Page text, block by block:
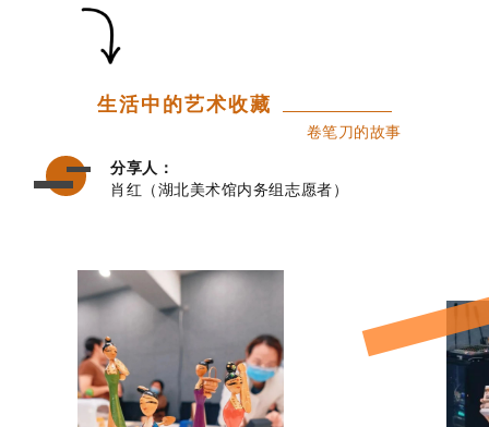
生活中的艺术收藏
卷笔刀的故事
分享人：
肖红（湖北美术馆内务组志愿者）